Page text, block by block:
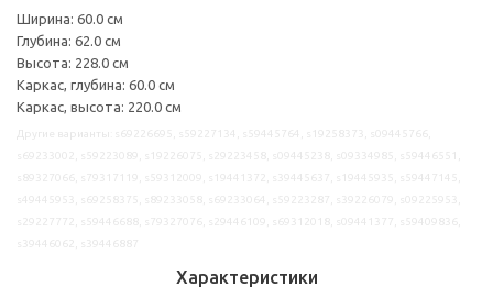
Ширина: 60.0 см
Глубина: 62.0 см
Высота: 228.0 см
Каркас, глубина: 60.0 см
Каркас, высота: 220.0 см
Характеристики